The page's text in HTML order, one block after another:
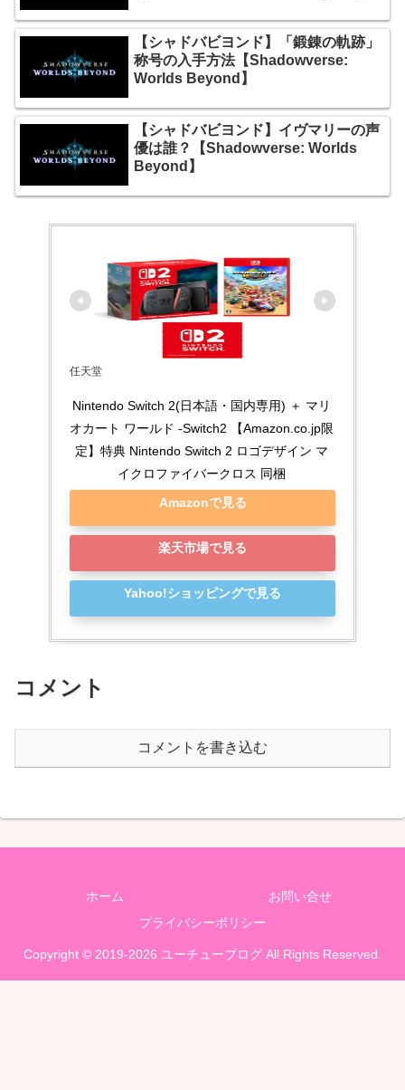
【シャドバビヨンド】「鍛錬の軌跡」
称号の入手方法【Shadowverse:
Worlds Beyond】
【シャドバビヨンド】イヴマリーの声
優は誰？【Shadowverse: Worlds
Beyond】
任天堂
Nintendo Switch 2(日本語・国内専用) ＋ マリ
オカート ワールド -Switch2 【Amazon.co.jp限
定】特典 Nintendo Switch 2 ロゴデザイン マ
イクロファイバークロス 同梱
Amazonで見る
楽天市場で見る
Yahoo!ショッピングで見る
コメント
コメントを書き込む
ホーム
お問い合せ
プライバシーポリシー
Copyright © 2019-2026 ユーチューブログ All Rights Reserved.